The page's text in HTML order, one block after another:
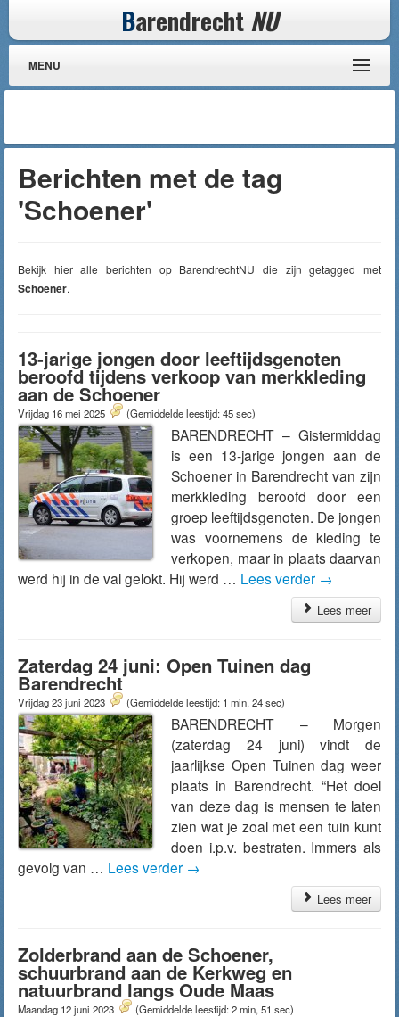
Barendrecht NU
MENU
Berichten met de tag
'Schoener'
Bekijk hier alle berichten op BarendrechtNU die zijn getagged met
Schoener.
13-jarige jongen door leeftijdsgenoten
beroofd tijdens verkoop van merkkleding
aan de Schoener
Vrijdag 16 mei 2025 (Gemiddelde leestijd: 45 sec)
BARENDRECHT – Gistermiddag
is een 13-jarige jongen aan de
Schoener in Barendrecht van zijn
merkkleding beroofd door een
groep leeftijdsgenoten. De jongen
was voornemens de kleding te
verkopen, maar in plaats daarvan
werd hij in de val gelokt. Hij werd … Lees verder →
Lees meer
Zaterdag 24 juni: Open Tuinen dag
Barendrecht
Vrijdag 23 juni 2023 (Gemiddelde leestijd: 1 min, 24 sec)
BARENDRECHT – Morgen
(zaterdag 24 juni) vindt de
jaarlijkse Open Tuinen dag weer
plaats in Barendrecht. “Het doel
van deze dag is mensen te laten
zien wat je zoal met een tuin kunt
doen i.p.v. bestraten. Immers als
gevolg van … Lees verder →
Lees meer
Zolderbrand aan de Schoener,
schuurbrand aan de Kerkweg en
natuurbrand langs Oude Maas
Maandag 12 juni 2023 (Gemiddelde leestijd: 2 min, 51 sec)